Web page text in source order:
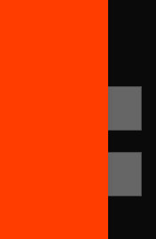
Equitat. Rep
millorar la